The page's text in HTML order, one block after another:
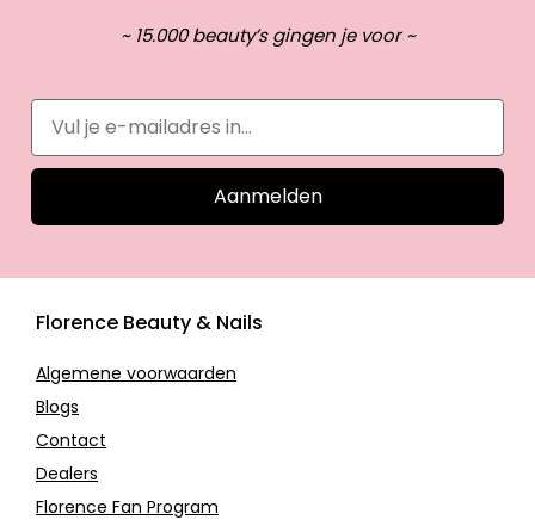
~ 15.000 beauty’s gingen je voor ~
Aanmelden
Florence Beauty & Nails
Algemene voorwaarden
Blogs
Contact
Dealers
Florence Fan Program